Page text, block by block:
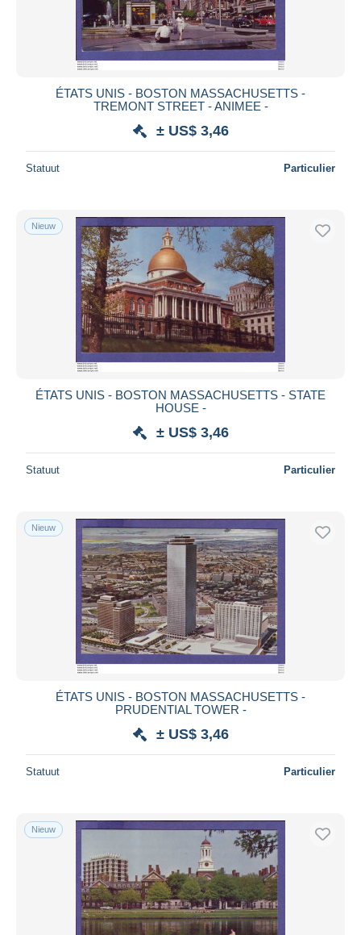
ÉTATS UNIS - BOSTON MASSACHUSETTS -
TREMONT STREET - ANIMEE -
± US$ 3,46
Statuut Particulier
Nieuw
ÉTATS UNIS - BOSTON MASSACHUSETTS - STATE
HOUSE -
± US$ 3,46
Statuut Particulier
Nieuw
ÉTATS UNIS - BOSTON MASSACHUSETTS -
PRUDENTIAL TOWER -
± US$ 3,46
Statuut Particulier
Nieuw